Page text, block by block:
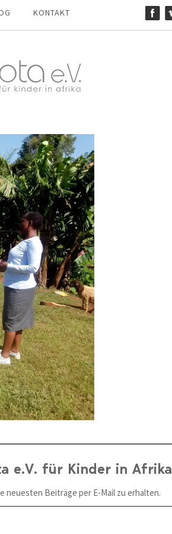
KONTAKT
e.V. für Kinder in Afrika
neuesten Beiträge per E-Mail zu erhalten.